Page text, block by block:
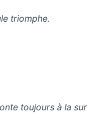
triomphe.
toujours à la